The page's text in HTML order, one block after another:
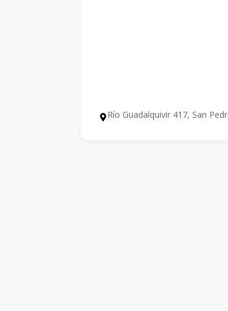
Río Guadalquivir 417, San